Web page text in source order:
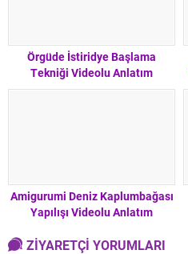
Örgüde İstiridye Başlama
Tekniği Videolu Anlatım
Amigurumi Deniz Kaplumbağası
Yapılışı Videolu Anlatım
ZİYARETÇİ YORUMLARI